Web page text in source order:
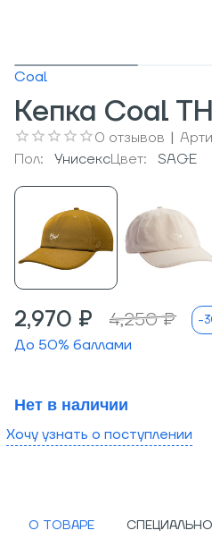
Coal
Кепка Coal
0 отзывов |
Пол:
УнисексЦвет: SAGE
2,970 ₽ 4,250 ₽ -
До 50% баллами
Нет в наличии
Хочу узнать о поступлении
О ТОВАРЕ